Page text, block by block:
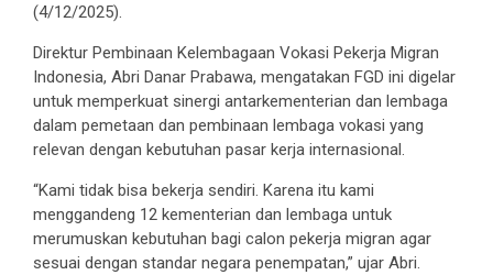
(4/12/2025).
Direktur Pembinaan Kelembagaan Vokasi Pekerja Migran
Indonesia, Abri Danar Prabawa, mengatakan FGD ini digelar
untuk memperkuat sinergi antarkementerian dan lembaga
dalam pemetaan dan pembinaan lembaga vokasi yang
relevan dengan kebutuhan pasar kerja internasional.
“Kami tidak bisa bekerja sendiri. Karena itu kami
menggandeng 12 kementerian dan lembaga untuk
merumuskan kebutuhan bagi calon pekerja migran agar
sesuai dengan standar negara penempatan,” ujar Abri.